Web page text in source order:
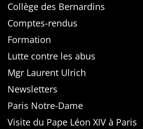
Collège des Bernardins
Comptes-rendus
Formation
Lutte contre les abus
Mgr Laurent Ulrich
Newsletters
Paris Notre-Dame
Visite du Pape Léon XIV à Paris